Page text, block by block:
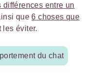
différences entre un
que6 choses que
les éviter.
du chat